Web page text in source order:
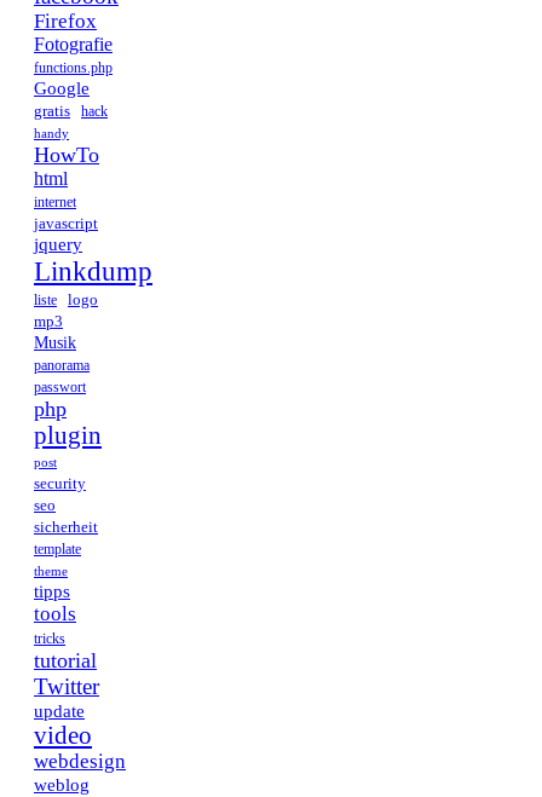
Firefox
Fotografie
functions.php
Google
gratis hack
handy
HowTo
html
internet
javascript
jquery
Linkdump
liste
logo
mp3
Musik
panorama
passwort
php
plugin
post
security
seo
sicherheit
template
theme
tipps
tools
tricks
tutorial
Twitter
update
video
webdesign
weblog